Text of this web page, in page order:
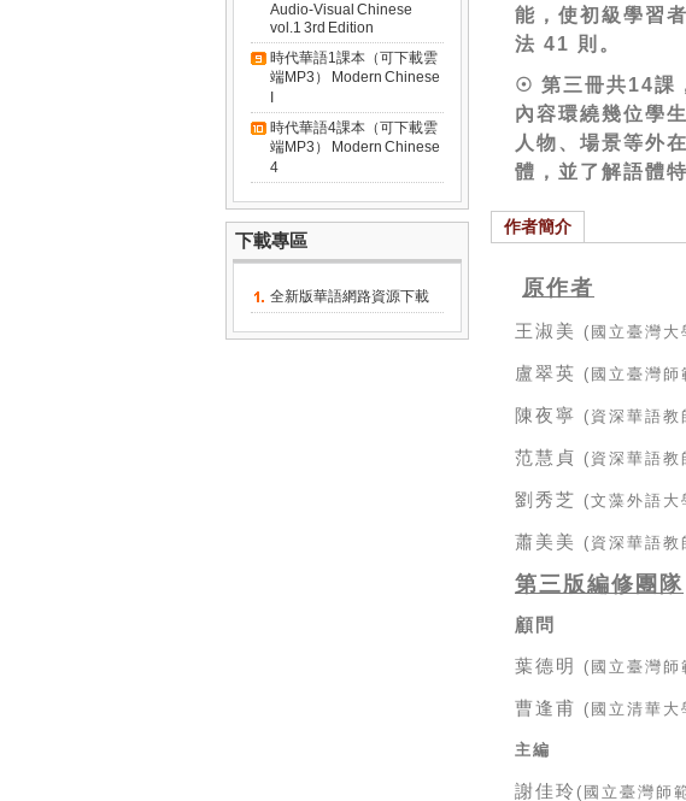
能，使初級學習
法 41 則。
☉ 第三冊共14課
內容環繞幾位學
人物、場景等外
體，並了解語體
作者簡介
原作者
王淑美 ( 國立臺灣
盧翠英 ( 國立臺灣
陳夜寧 ( 資深華語教
范慧貞 ( 資深華語教
劉秀芝 (文藻外語大
蕭美美 ( 資深華語教
第三版編修團隊
顧問
葉德明 ( 國立臺灣
曹逢甫 ( 國立清華
主編
謝佳玲 ( 國立臺灣師
Audio-Visual Chinese
vol.1 3rd Edition
時代華語1課本（可下載雲
端MP3） Modern Chinese
I
時代華語4課本（可下載雲
端MP3） Modern Chinese
4
下載專區
全新版華語網路資源下載